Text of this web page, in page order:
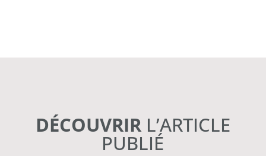
DÉCOUVRIRL’ARTICLE
PUBLIÉ